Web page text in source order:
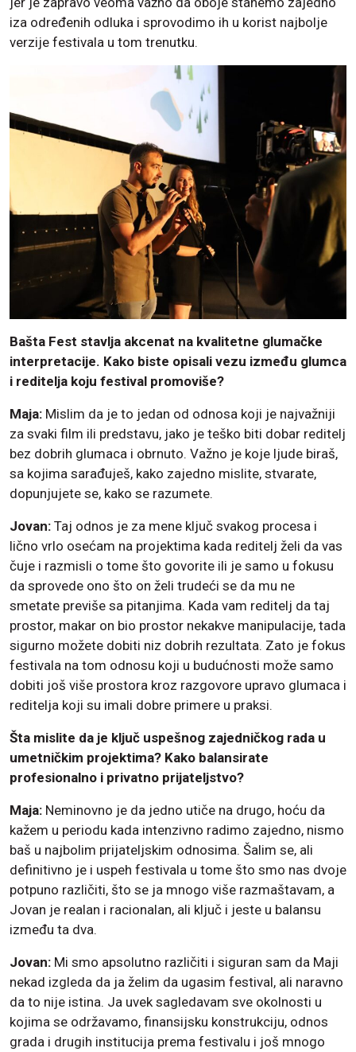
iza određenih odluka i sprovodimo ih u korist najbolje
verzije festivala u tom trenutku.
Bašta Fest stavlja akcenat na kvalitetne glumačke
interpretacije. Kako biste opisali vezu između glumca
i reditelja koju festival promoviše?
Maja: Mislim da je to jedan od odnosa koji je najvažniji
za svaki film ili predstavu, jako je teško biti dobar reditelj
bez dobrih glumaca i obrnuto. Važno je koje ljude biraš,
sa kojima sarađuješ, kako zajedno mislite, stvarate,
dopunjujete se, kako se razumete.
Jovan: Taj odnos je za mene ključ svakog procesa i
lično vrlo osećam na projektima kada reditelj želi da vas
čuje i razmisli o tome što govorite ili je samo u fokusu
da sprovede ono što on želi trudeći se da mu ne
smetate previše sa pitanjima. Kada vam reditelj da taj
prostor, makar on bio prostor nekakve manipulacije, tada
sigurno možete dobiti niz dobrih rezultata. Zato je fokus
festivala na tom odnosu koji u budućnosti može samo
dobiti još više prostora kroz razgovore upravo glumaca i
reditelja koji su imali dobre primere u praksi.
Šta mislite da je ključ uspešnog zajedničkog rada u
umetničkim projektima? Kako balansirate
profesionalno i privatno prijateljstvo?
Maja: Neminovno je da jedno utiče na drugo, hoću da
kažem u periodu kada intenzivno radimo zajedno, nismo
baš u najbolim prijateljskim odnosima. Šalim se, ali
definitivno je i uspeh festivala u tome što smo nas dvoje
potpuno različiti, što se ja mnogo više razmaštavam, a
Jovan je realan i racionalan, ali ključ i jeste u balansu
između ta dva.
Jovan: Mi smo apsolutno različiti i siguran sam da Maji
nekad izgleda da ja želim da ugasim festival, ali naravno
da to nije istina. Ja uvek sagledavam sve okolnosti u
kojima se održavamo, finansijsku konstrukciju, odnos
grada i drugih institucija prema festivalu i još mnogo